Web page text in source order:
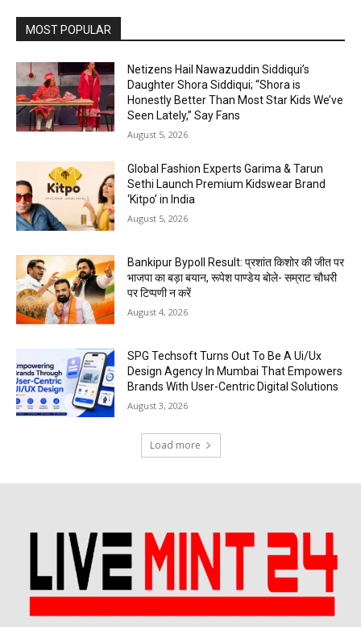
MOST POPULAR
Netizens Hail Nawazuddin Siddiqui’s
Daughter Shora Siddiqui; “Shora is
Honestly Better Than Most Star Kids We’ve
Seen Lately,” Say Fans
August 5, 2026
Global Fashion Experts Garima & Tarun
Sethi Launch Premium Kidswear Brand
‘Kitpo’ in India
August 5, 2026
Bankipur Bypoll Result: प्रशांत किशोर की जीत पर
भाजपा का बड़ा बयान, रूपेश पाण्डेय बोले- सम्राट चौधरी
पर टिप्पणी न करें
August 4, 2026
SPG Techsoft Turns Out To Be A Ui/Ux
Design Agency In Mumbai That Empowers
Brands With User-Centric Digital Solutions
August 3, 2026
Load more